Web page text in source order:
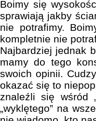
Boimy się
sprawiają jakby
nie potrafimy.
kompletnie nie
Najbardziej jednak
mamy do tego
swoich opinii.
okazać się to
znaleźli się wśród
„wyklętego” na